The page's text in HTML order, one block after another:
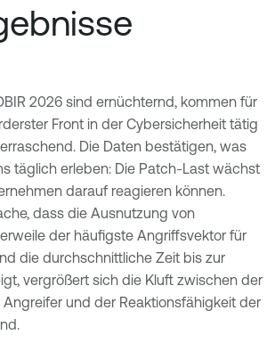
2026 sind ernüchternd, kommen für
Front in der Cybersicherheit tätig
Die Daten bestätigen, was
täglich erleben: Die Patch-Last wächst
darauf reagieren können.
dass die Ausnutzung von
der häufigste Angriffsvektor für
die durchschnittliche Zeit bis zur
vergrößert sich die Kluft zwischen der
und der Reaktionsfähigkeit der